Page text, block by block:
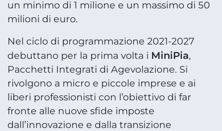
un minimo di 1 milione e un massimo di 50
milioni di euro.
Nel ciclo di programmazione 2021-2027
debuttano per la prima volta i MiniPia,
Pacchetti Integrati di Agevolazione. Si
rivolgono a micro e piccole imprese e ai
liberi professionisti con l’obiettivo di far
fronte alle nuove sfide imposte
dall’innovazione e dalla transizione